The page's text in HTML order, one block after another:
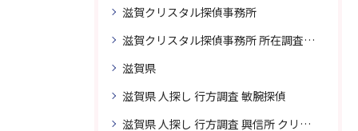
滋賀クリスタル探偵事務所
滋賀クリスタル探偵事務所 所在調査 得意
滋賀県
滋賀県 人探し 行方調査 敏腕探偵
滋賀県 人探し 行方調査 興信所 クリスタル探偵がおすすめ